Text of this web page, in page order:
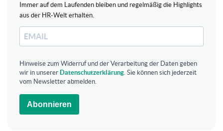
Immer auf dem Laufenden bleiben und regelmäßig die Highlights
aus der HR-Welt erhalten.
Hinweise zum Widerruf und der Verarbeitung der Daten geben
wir in unserer Datenschutzerklärung . Sie können sich jederzeit
vom Newsletter abmelden.
Abonnieren